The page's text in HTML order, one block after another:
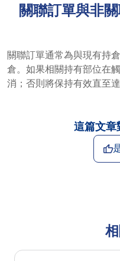
關聯訂單與非
關聯訂單通常為與現有持
倉。如果相關持有部位在
消；否則將保持有效直至
這篇文章